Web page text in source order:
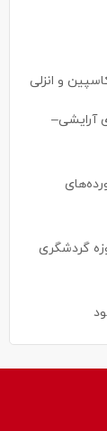
آرایشی–
گردشگری